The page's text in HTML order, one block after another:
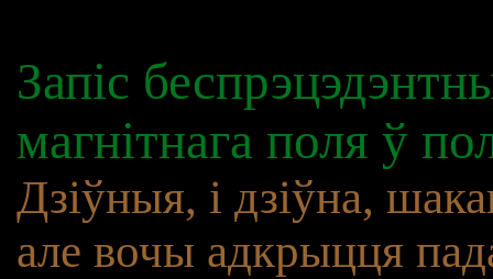
Запіс
магнітнага поля ў
Дзіўныя, і дзіўна,
але вочы адкрыцця